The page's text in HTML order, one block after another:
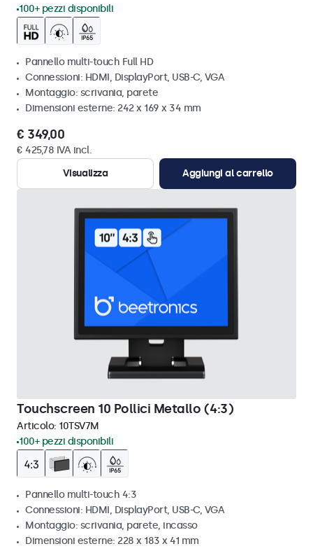
100+ pezzi disponibili
Pannello multi-touch Full HD
Connessioni: HDMI, DisplayPort, USB-C, VGA
Montaggio: scrivania, parete
Dimensioni esterne: 242 x 169 x 34 mm
€ 349,00
€ 425,78 IVA incl.
Visualizza
Aggiungi al carrello
Touchscreen 10 Pollici Metallo (4:3)
Articolo: 10TSV7M
100+ pezzi disponibili
Pannello multi-touch 4:3
Connessioni: HDMI, DisplayPort, USB-C, VGA
Montaggio: scrivania, parete, incasso
Dimensioni esterne: 228 x 183 x 41 mm